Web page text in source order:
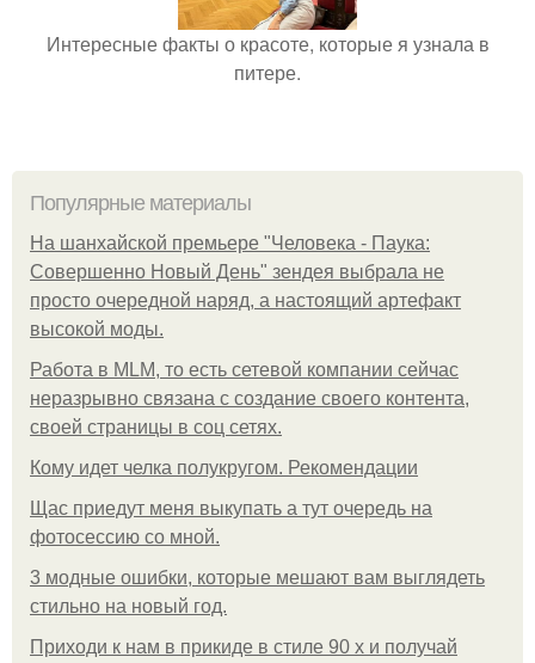
Интересные факты о красоте, которые я узнала в
питере.
Популярные материалы
На шанхайской премьере "Человека - Паука:
Совершенно Новый День" зендея выбрала не
просто очередной наряд, а настоящий артефакт
высокой моды.
Работа в MLM, то есть сетевой компании сейчас
неразрывно связана с создание своего контента,
своей страницы в соц сетях.
Кому идет челка полукругом. Рекомендации
Щас приедут меня выкупать а тут очередь на
фотосессию со мной.
3 модные ошибки, которые мешают вам выглядеть
стильно на новый год.
Приходи к нам в прикиде в стиле 90 х и получай